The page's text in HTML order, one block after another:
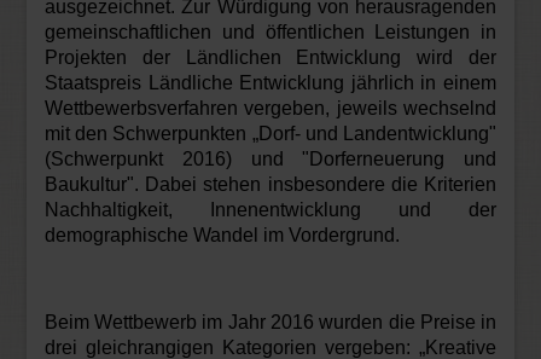
ausgezeichnet. Zur Würdigung von herausragenden
gemeinschaftlichen und öffentlichen Leistungen in
Projekten der Ländlichen Entwicklung wird der
Staatspreis Ländliche Entwicklung jährlich in einem
Wettbewerbsverfahren vergeben, jeweils wechselnd
mit den Schwerpunkten „Dorf- und Landentwicklung"
(Schwerpunkt 2016) und "Dorferneuerung und
Baukultur". Dabei stehen insbesondere die Kriterien
Nachhaltigkeit, Innenentwicklung und der
demographische Wandel im Vordergrund.
Beim Wettbewerb im Jahr 2016 wurden die Preise in
drei gleichrangigen Kategorien vergeben: „Kreative